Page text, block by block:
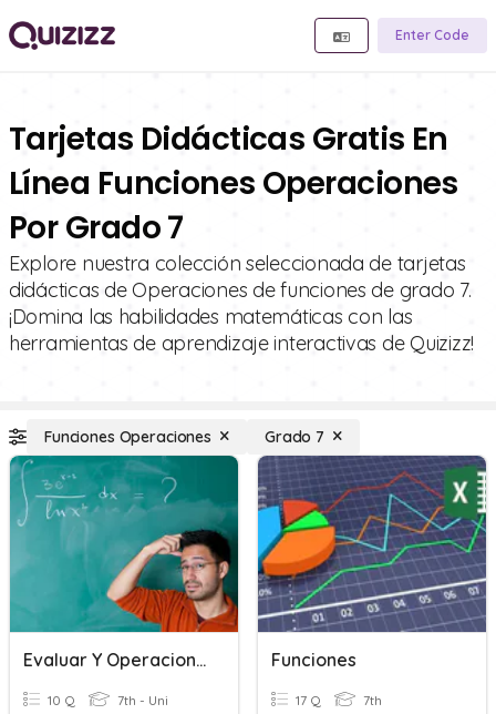
Enter Code
Tarjetas Didácticas Gratis En
Línea Funciones Operaciones
Por Grado 7
Explore nuestra colección seleccionada de tarjetas
didácticas de Operaciones de funciones de grado 7.
¡Domina las habilidades matemáticas con las
herramientas de aprendizaje interactivas de Quizizz!
Funciones Operaciones Grado 7
Evaluar Y Operaciones Con Funciones
10 Q 7th - Uni
Funciones
17 Q 7th